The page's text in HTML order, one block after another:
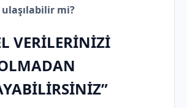
mi?
VERİLERİNİZİ